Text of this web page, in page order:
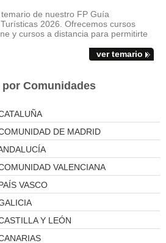
de nuestro FP Guía
2026. Ofrecemos cursos
y cursos a distancia para permitirte
ver temario
por Comunidades
DE MADRID
VALENCIANA
VASCO
Y LEÓN